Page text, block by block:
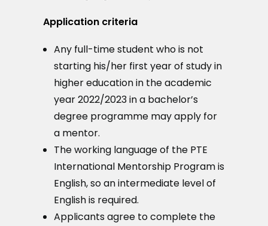
Application criteria
Any full-time student who is not
starting his/her first year of study in
higher education in the academic
year 2022/2023 in a bachelor’s
degree programme may apply for
a mentor.
The working language of the PTE
International Mentorship Program is
English, so an intermediate level of
English is required.
Applicants agree to complete the